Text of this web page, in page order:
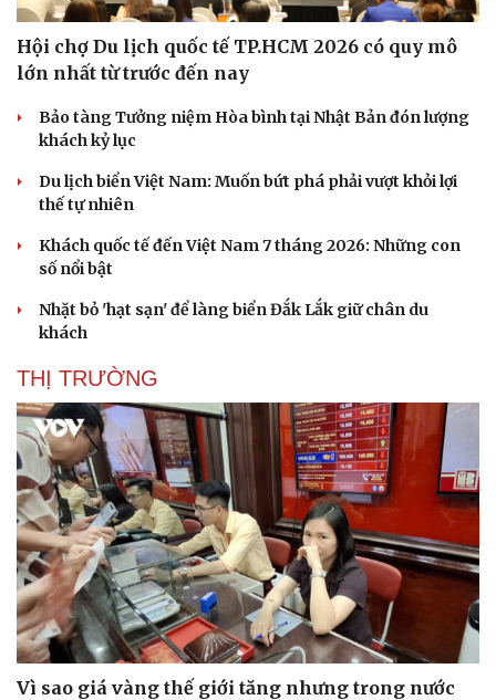
Hội chợ Du lịch quốc tế TP.HCM 2026 có quy mô
lớn nhất từ trước đến nay
Bảo tàng Tưởng niệm Hòa bình tại Nhật Bản đón lượng
khách kỷ lục
Du lịch biển Việt Nam: Muốn bứt phá phải vượt khỏi lợi
thế tự nhiên
Khách quốc tế đến Việt Nam 7 tháng 2026: Những con
số nổi bật
Nhặt bỏ 'hạt sạn' để làng biển Đắk Lắk giữ chân du
khách
THỊ TRƯỜNG
Vì sao giá vàng thế giới tăng nhưng trong nước